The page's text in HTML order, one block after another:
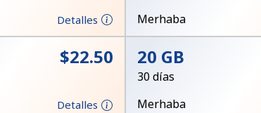
Al abrir una cuenta en este sitio web, estoy de
Detalles
Merhaba
⁦$22.50⁩
Detalles
20 GB
30 días
Merhaba